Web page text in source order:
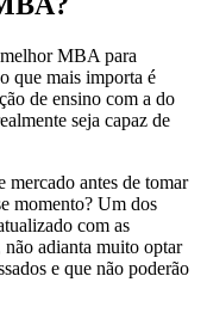
MBA para
que mais importa é
de ensino com a do
seja capaz de
mercado antes de tomar
momento? Um dos
com as
não adianta muito optar
e que não poderão